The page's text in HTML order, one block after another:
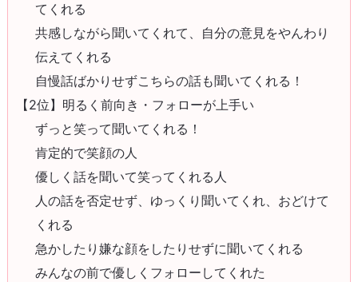
てくれる
共感しながら聞いてくれて、自分の意見をやんわり
伝えてくれる
自慢話ばかりせずこちらの話も聞いてくれる！
【2位】明るく前向き・フォローが上手い
ずっと笑って聞いてくれる！
肯定的で笑顔の人
優しく話を聞いて笑ってくれる人
人の話を否定せず、ゆっくり聞いてくれ、おどけて
くれる
急かしたり嫌な顔をしたりせずに聞いてくれる
みんなの前で優しくフォローしてくれた